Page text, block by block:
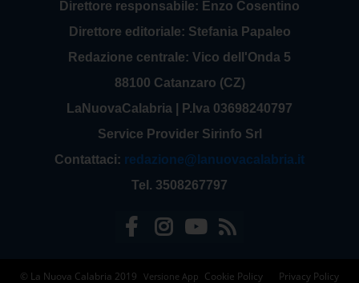
Direttore responsabile: Enzo Cosentino
Direttore editoriale: Stefania Papaleo
Redazione centrale: Vico dell'Onda 5
88100 Catanzaro (CZ)
LaNuovaCalabria | P.Iva 03698240797
Service Provider Sirinfo Srl
Contattaci: redazione@lanuovacalabria.it
Tel. 3508267797
© La Nuova Calabria 2019 Cookie Policy Privacy Policy
Versione App